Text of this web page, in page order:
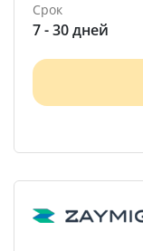
Срок
7 - 30 дней